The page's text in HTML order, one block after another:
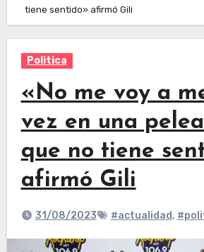
tiene sentido» afirmó Gili
Politica
«No me voy a
vez en una
que no tiene
afirmó Gili
31/08/2023 #actualidad,